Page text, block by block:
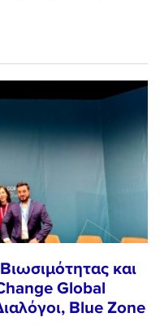
και
Global
Blue Zone